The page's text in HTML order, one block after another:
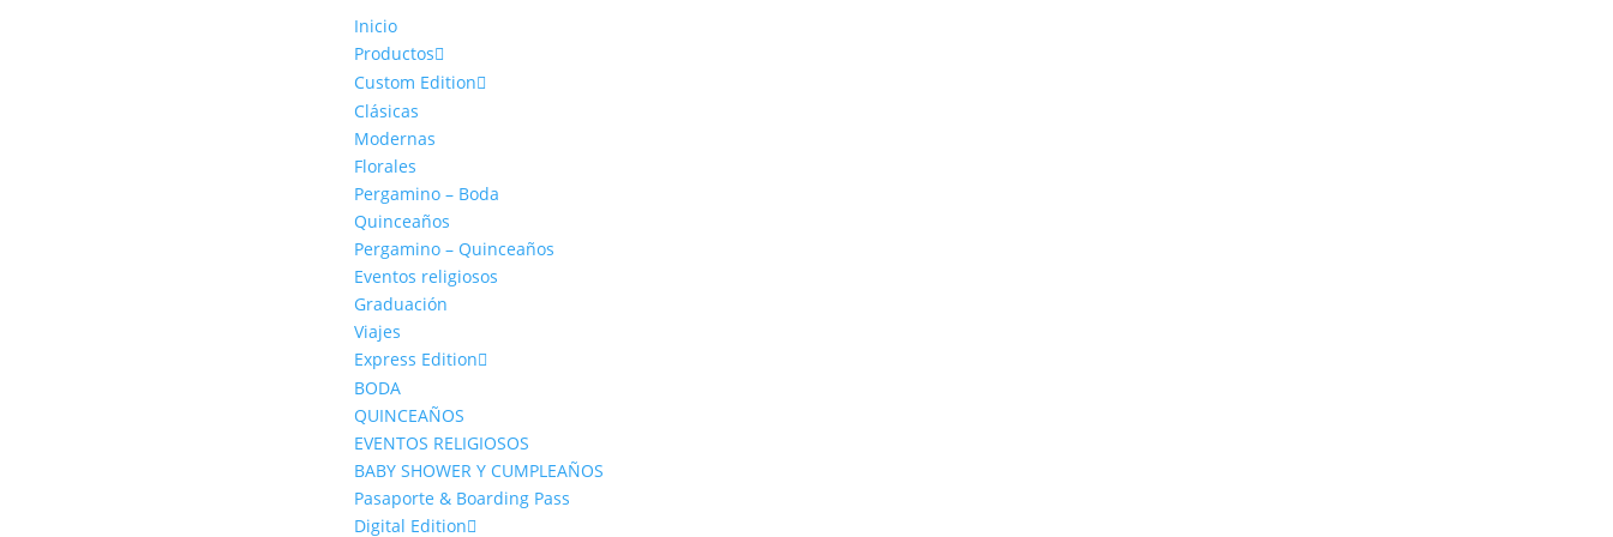
Inicio
Productos
Custom Edition
Clásicas
Modernas
Florales
Pergamino – Boda
Quinceaños
Pergamino – Quinceaños
Eventos religiosos
Graduación
Viajes
Express Edition
BODA
QUINCEAÑOS
EVENTOS RELIGIOSOS
BABY SHOWER Y CUMPLEAÑOS
Pasaporte & Boarding Pass
Digital Edition